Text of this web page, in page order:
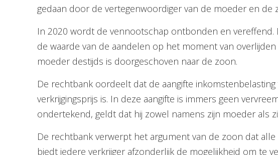
gedaan door de vertegenwoordiger van de moeder en de
In 2020 wordt de vennootschap ontbonden en
de waarde van de aandelen op het moment van
moeder destijds is doorgeschoven naar de zoon.
De rechtbank oordeelt dat de aangifte
verkrijgingsprijs is. In deze aangifte is immers geen
ondertekend, geldt dat hij zowel namens zijn moeder als
De rechtbank verwerpt het argument van de zoon dat
biedt iedere verkrijger afzonderlijk de mogelijkheid om te